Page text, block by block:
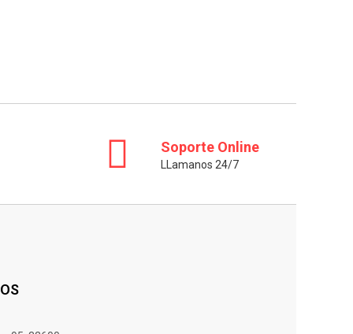
Soporte Online
LLamanos 24/7